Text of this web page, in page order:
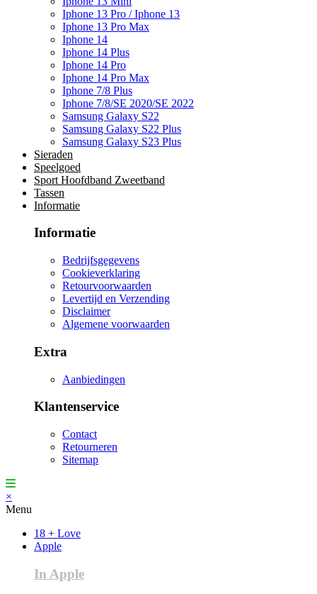
Iphone 13 Pro / Iphone 13
Iphone 13 Pro Max
Iphone 14
Iphone 14 Plus
Iphone 14 Pro
Iphone 14 Pro Max
Iphone 7/8 Plus
Iphone 7/8/SE 2020/SE 2022
Samsung Galaxy S22
Samsung Galaxy S22 Plus
Samsung Galaxy S23 Plus
Sieraden
Speelgoed
Sport Hoofdband Zweetband
Tassen
Informatie
Informatie
Bedrijfsgegevens
Cookieverklaring
Retourvoorwaarden
Levertijd en Verzending
Disclaimer
Algemene voorwaarden
Extra
Aanbiedingen
Klantenservice
Contact
Retourneren
Sitemap
×
Menu
18 + Love
Apple
In Apple